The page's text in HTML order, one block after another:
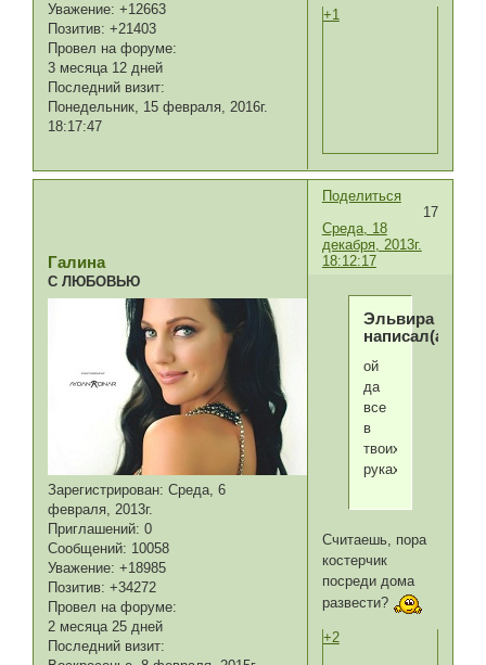
Уважение: +12663
Позитив: +21403
Провел на форуме:
3 месяца 12 дней
Последний визит:
Понедельник, 15 февраля, 2016г.
18:17:47
+1
Поделиться
17
Среда, 18
декабря, 2013г.
18:12:17
Галина
С ЛЮБОВЬЮ
Зарегистрирован: Среда, 6
февраля, 2013г.
Приглашений: 0
Сообщений: 10058
Уважение: +18985
Позитив: +34272
Провел на форуме:
2 месяца 25 дней
Последний визит:
Эльвира
написал(а):
ой
да
все
в
твоих
руках!
Считаешь, пора
костерчик
посреди дома
развести?
+2